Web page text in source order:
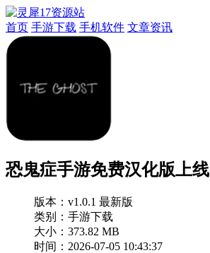
首页 手游下载 手机软件 文章资讯
恐鬼症手游免费汉化版上线
版本： v1.0.1 最新版
类别：手游下载
大小：373.82 MB
时间：2026-07-05 10:43:37